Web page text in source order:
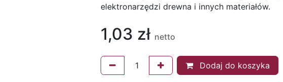
elektronarzędzi drewna i innych materiałów.
1,03 zł netto
Dodaj do koszyka